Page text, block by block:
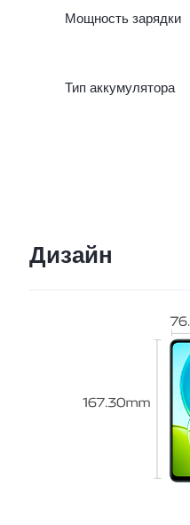
Мощность зарядки
Тип аккумулятора
Дизайн